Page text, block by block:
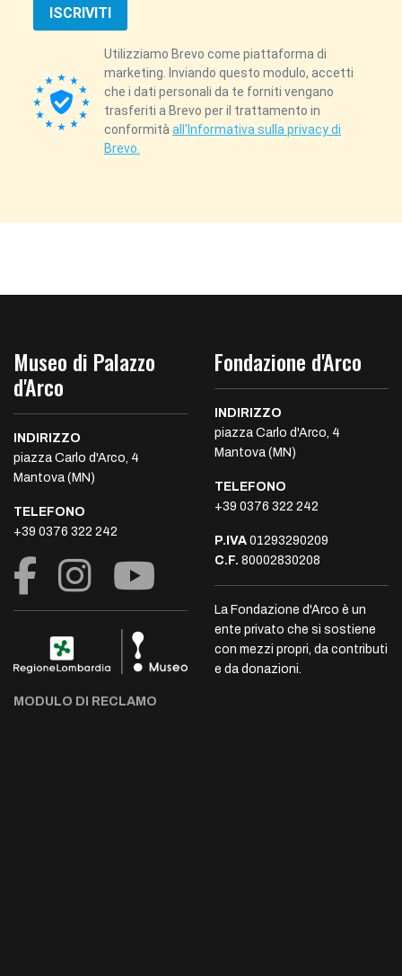
ISCRIVITI
Utilizziamo Brevo come piattaforma di
marketing. Inviando questo modulo, accetti
che i dati personali da te forniti vengano
trasferiti a Brevo per il trattamento in
conformitàall'Informativa sulla privacy di
Brevo.
Museo di Palazzo
d'Arco
INDIRIZZO
piazza Carlo d'Arco, 4
Mantova (MN)
TELEFONO
+39 0376 322 242
MODULO DI RECLAMO
Fondazione d'Arco
INDIRIZZO
piazza Carlo d'Arco, 4
Mantova (MN)
TELEFONO
+39 0376 322 242
P.IVA 01293290209
C.F. 80002830208
La Fondazione d'Arco è un
ente privato che si sostiene
con mezzi propri, da contributi
e da donazioni.